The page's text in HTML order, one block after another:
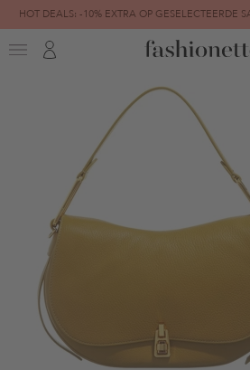
HOT DEALS: -10% EXTRA OP GESELECTEERDE
FINAL SALE | TOT -80%